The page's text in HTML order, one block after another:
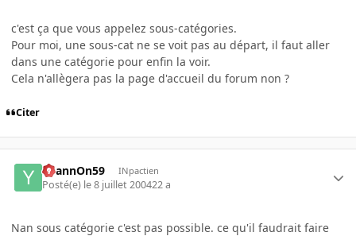
c'est ça que vous appelez sous-catégories.
Pour moi, une sous-cat ne se voit pas au départ, il faut aller
dans une catégorie pour enfin la voir.
Cela n'allègera pas la page d'accueil du forum non ?
Citer
YoannOn59 INpactien
Posté(e) le 8 juillet 200422 a
Nan sous catégorie c'est pas possible. ce qu'il faudrait faire